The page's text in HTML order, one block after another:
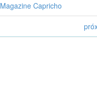
Magazine Capricho